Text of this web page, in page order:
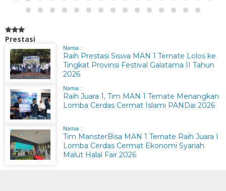
Prestasi
Nama :
Raih Prestasi Siswa MAN 1 Ternate Lolos ke
Tingkat Provinsi Festival Galatama II Tahun
2026
Nama :
Raih Juara 1, Tim MAN 1 Ternate Menangkan
Lomba Cerdas Cermat Islami PANDai 2026
Nama :
Tim MansterBisa MAN 1 Ternate Raih Juara I
Lomba Cerdas Cermat Ekonomi Syariah
Malut Halal Fair 2026